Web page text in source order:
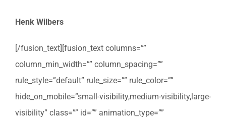
Henk Wilbers
[/fusion_text][fusion_text columns=””
column_min_width=”” column_spacing=””
rule_style=”default” rule_size=”” rule_color=””
hide_on_mobile=”small-visibility,medium-visibility,large-
visibility” class=”” id=”” animation_type=””